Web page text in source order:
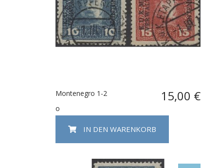
Montenegro 1-2 15,00 €
o
IN DEN WARENKORB